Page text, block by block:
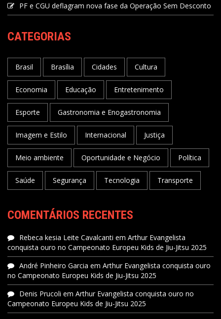
PF e CGU deflagram nova fase da Operação Sem Desconto
CATEGORIAS
Brasil Brasília Cidades Cultura
Economia Educação Entretenimento
Esporte Gastronomia e Enogastronomia
Imagem e Estilo Internacional Justiça
Meio ambiente Oportunidade e Negócio Política
Saúde Segurança Tecnologia Transporte
COMENTÁRIOS RECENTES
Rebeca kesia Leite Cavalcanti em Arthur Evangelista
conquista ouro no Campeonato Europeu Kids de Jiu-Jitsu 2025
André Pinheiro Garcia em Arthur Evangelista conquista ouro
no Campeonato Europeu Kids de Jiu-Jitsu 2025
Denis Prucoli em Arthur Evangelista conquista ouro no
Campeonato Europeu Kids de Jiu-Jitsu 2025